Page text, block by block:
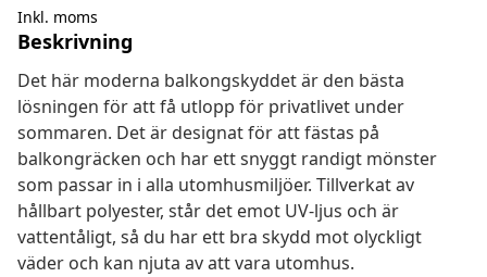
Inkl. moms
Beskrivning
Det här moderna balkongskyddet är den bästa
lösningen för att få utlopp för privatlivet under
sommaren. Det är designat för att fästas på
balkongräcken och har ett snyggt randigt mönster
som passar in i alla utomhusmiljöer. Tillverkat av
hållbart polyester, står det emot UV-ljus och är
vattentåligt, så du har ett bra skydd mot olyckligt
väder och kan njuta av att vara utomhus.